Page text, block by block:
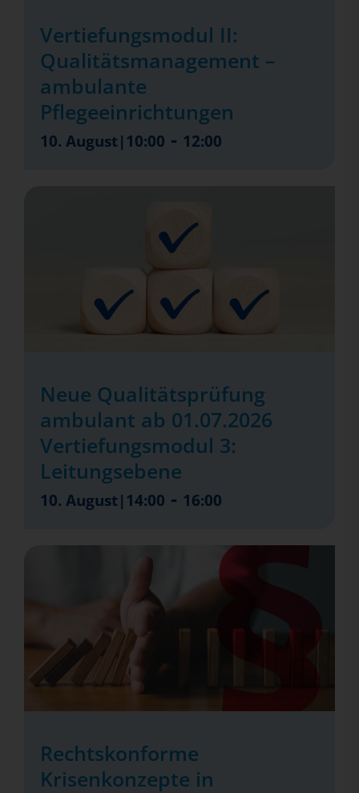
Vertiefungsmodul II:
Qualitätsmanagement –
ambulante
Pflegeeinrichtungen
10. August|10:00 - 12:00
Neue Qualitätsprüfung
ambulant ab 01.07.2026
Vertiefungsmodul 3:
Leitungsebene
10. August|14:00 - 16:00
Rechtskonforme
Krisenkonzepte in